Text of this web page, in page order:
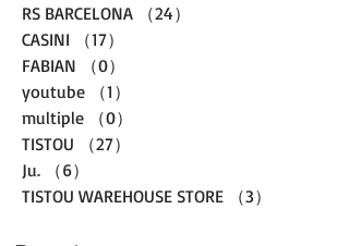
RS BARCELONA
（24）
CASINI
（17）
FABIAN
（0）
youtube
（1）
multiple
（0）
TISTOU
（27）
Ju.
（6）
TISTOU WAREHOUSE STORE
（3）